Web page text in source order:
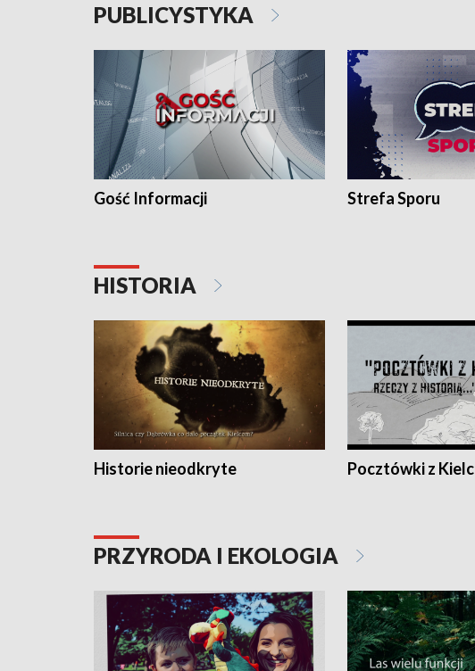
PUBLICYSTYKA
Gość Informacji Strefa Sporu
HISTORIA
Historie nieodkryte Pocztówki z Kielc
PRZYRODA I EKOLOGIA